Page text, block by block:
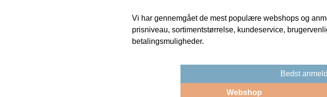
Vi har gennemgået de mest populære webshops og
prisniveau, sortimentstørrelse, kundeservice,
betalingsmuligheder.
Bedst
Webshop